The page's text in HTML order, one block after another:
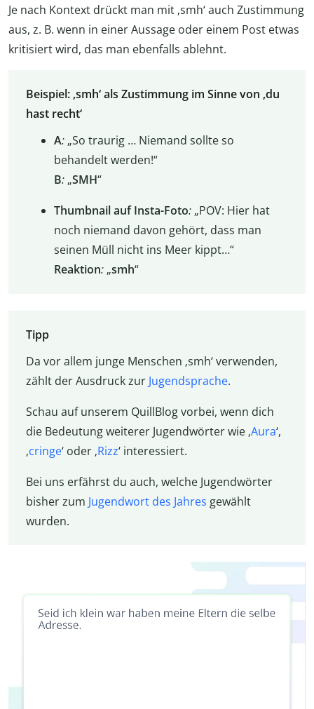
Je nach Kontext drückt man mit ‚smh‘ auch Zustimmung
aus, z. B. wenn in einer Aussage oder einem Post etwas
kritisiert wird, das man ebenfalls ablehnt.
Beispiel: ‚smh‘ als Zustimmung im Sinne von ‚du
hast recht‘
A:„So traurig … Niemand sollte so
behandelt werden!“
B:„SMH“
Thumbnail auf Insta-Foto:„POV: Hier hat
noch niemand davon gehört, dass man
seinen Müll nicht ins Meer kippt…“
Reaktion:„smh“
Tipp
Da vor allem junge Menschen ‚smh‘ verwenden,
zählt der Ausdruck zur Jugendsprache.
Schau auf unserem QuillBlog vorbei, wenn dich
die Bedeutung weiterer Jugendwörter wie ‚Aura‘,
‚cringe‘ oder ‚Rizz‘ interessiert.
Bei uns erfährst du auch, welche Jugendwörter
bisher zum Jugendwort des Jahres gewählt
wurden.